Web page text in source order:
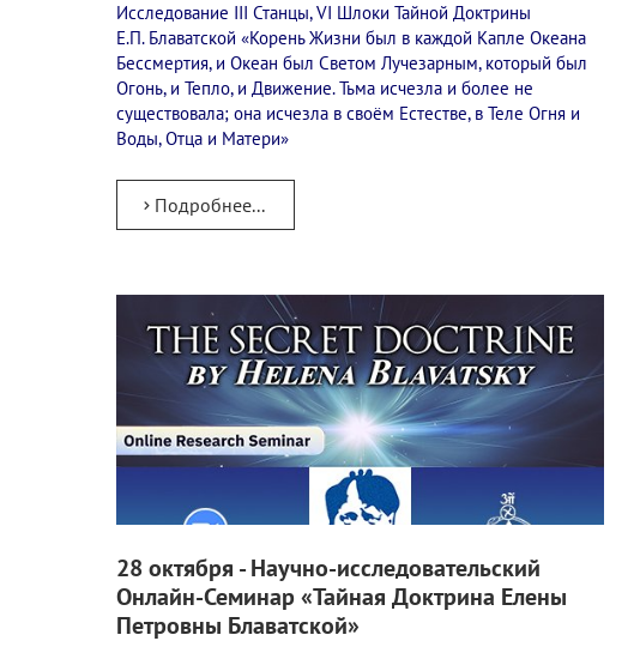
Исследование III Станцы, VI Шлоки Тайной Доктрины
Е.П. Блаватской «Корень Жизни был в каждой Капле Океана
Бессмертия, и Океан был Светом Лучезарным, который был
Огонь, и Тепло, и Движение. Тьма исчезла и более не
существовала; она исчезла в своём Естестве, в Теле Огня и
Воды, Отца и Матери»
Подробнее...
28 октября - Научно-исследовательский
Онлайн-Семинар «Тайная Доктрина Елены
Петровны Блаватской»